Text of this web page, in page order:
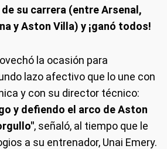
su carrera (entre Arsenal,
y Aston Villa) y ¡ganó todos!
la ocasión para
lazo afectivo que lo une con
y con su director técnico:
y defiendo el arco de Aston
, señaló, al tiempo que le
a su entrenador, Unai Emery.